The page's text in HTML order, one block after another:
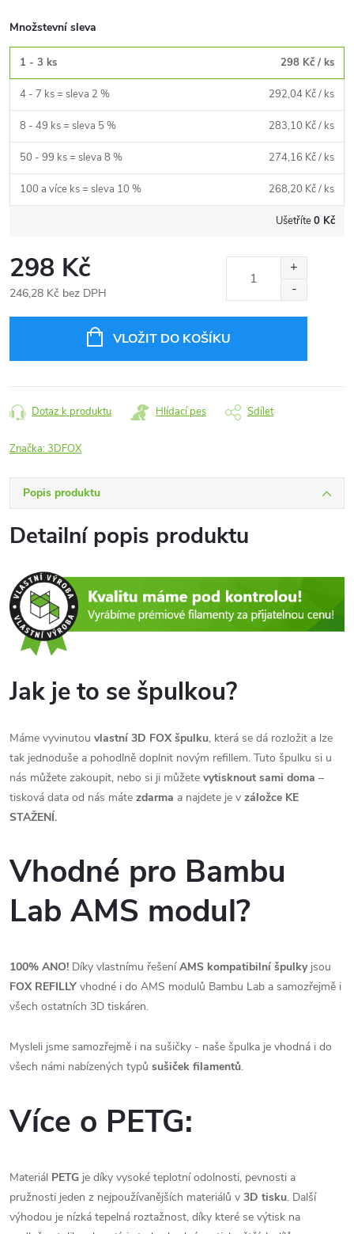
Množstevní sleva
1 - 3 ks 298 Kč / ks
4 - 7 ks = sleva 2 % 292,04 Kč/ ks
8 - 49 ks = sleva 5 % 283,10 Kč/ ks
50 - 99 ks = sleva 8 % 274,16 Kč/ ks
100 a více ks = sleva 10 % 268,20 Kč/ ks
Ušetříte0 Kč
298 Kč
246,28 Kč bez DPH
VLOŽIT DO KOŠÍKU
Dotaz k produktu Hlídací pes Sdílet
Značka:3DFOX
Popis produktu
Detailní popis produktu
Jak je to se špulkou?
Máme vyvinutou vlastní 3D FOX špulku, která se dá rozložit a lze
tak jednoduše a pohodlně doplnit novým refillem. Tuto špulku si u
nás můžete zakoupit, nebo si ji můžete vytisknout sami doma –
tisková data od nás máte zdarma a najdete je v záložce KE
STAŽENÍ.
Vhodné pro Bambu
Lab AMS modul?
100% ANO! Díky vlastnímu řešeníAMS kompatibilní špulkyjsou
FOX REFILLY vhodné i do AMS modulů Bambu Lab a samozřejmě i
všech ostatních 3D tiskáren.
Mysleli jsme samozřejmě i na sušičky - naše špulka je vhodná i do
všech námi nabízených typů sušiček filamentů.
Více o PETG:
Materiál PETG je díky vysoké teplotní odolnosti, pevnosti a
pružnosti jeden z nejpoužívanějších materiálů v 3D tisku. Další
výhodou je nízká tepelná roztažnost, díky které se výtisk na